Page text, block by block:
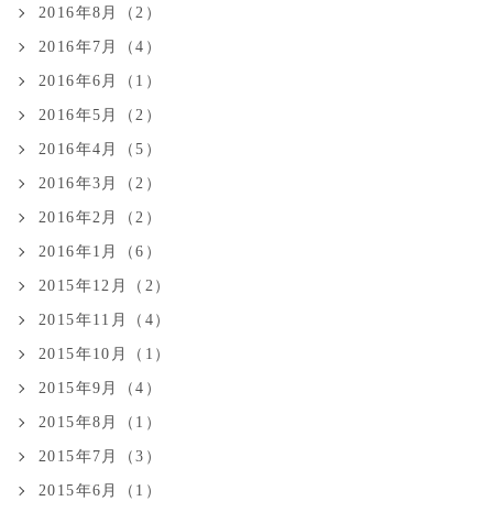
2016年8月（2）
2016年7月（4）
2016年6月（1）
2016年5月（2）
2016年4月（5）
2016年3月（2）
2016年2月（2）
2016年1月（6）
2015年12月（2）
2015年11月（4）
2015年10月（1）
2015年9月（4）
2015年8月（1）
2015年7月（3）
2015年6月（1）